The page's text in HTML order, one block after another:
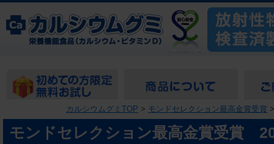
カルシウムグミTOP > モンドセレクション最高金賞受賞
モンドセレクション最高金賞受賞